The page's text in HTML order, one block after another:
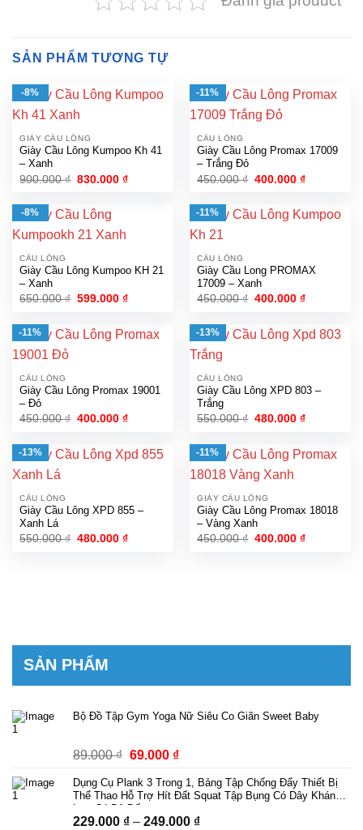
SẢN PHẨM TƯƠNG TỰ
-8%
GIÀY CẦU LÔNG
Giày Cầu Lông Kumpoo Kh 41
– Xanh
900.000₫ Giá
900.000 ₫.
830.000₫Giá
-11%
CẦU LÔNG
Giày Cầu Lông Promax 17009
– Trắng Đỏ
450.000₫ Giá
450.000 ₫.
400.000₫Giá
là:
400.000 ₫.
-8%
CẦU LÔNG
Giày Cầu Lông Kumpoo KH 21
– Xanh
650.000₫ Giá
650.000 ₫.
599.000₫Giá
là:
599.000 ₫.
-11%
CẦU LÔNG
Giày Cầu Long PROMAX
17009 – Xanh
450.000₫ Giá
450.000 ₫.
400.000₫Giá
là:
400.000 ₫.
-11%
CẦU LÔNG
Giày Cầu Lông Promax 19001
– Đỏ
450.000₫ Giá
450.000 ₫.
400.000₫Giá
là:
400.000 ₫.
-13%
CẦU LÔNG
Giày Cầu Lông XPD 803 –
Trắng
550.000₫ Giá
550.000 ₫.
480.000₫Giá
là:
480.000 ₫.
-13%
CẦU LÔNG
Giày Cầu Lông XPD 855 –
Xanh Lá
550.000₫ Giá
480.000₫Giá
-11%
GIÀY CẦU LÔNG
Giày Cầu Lông Promax 18018
– Vàng Xanh
450.000₫ Giá
400.000₫Giá
SẢN PHẨM
Bộ Đồ Tập Gym Yoga Nữ Siêu Co Giãn Sweet Baby
89.000₫ Giá
là:
89.000 ₫.
69.000 ₫Giá
tại
69.000 ₫.
Dụng Cụ Plank 3 Trong 1, Bảng Tập Chống Đẩy Thiết Bị
Thể Thao Hỗ Trợ Hít Đất Squat Tập Bụng Có Dây Kháng
Lực Có Bộ Đếm
229.000 ₫ – 249.000 ₫Khoảng